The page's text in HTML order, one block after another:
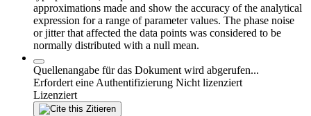
approximations made and show the accuracy of the analytical
expression for a range of parameter values. The phase noise
or jitter that affected the data points was considered to be
normally distributed with a null mean.
Quellenangabe für das Dokument wird abgerufen...
Erfordert eine Authentifizierung Nicht lizenziert
Lizenziert
Zitieren